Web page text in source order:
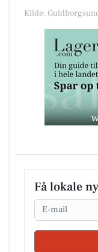
Kilde:
Få lokale
Email